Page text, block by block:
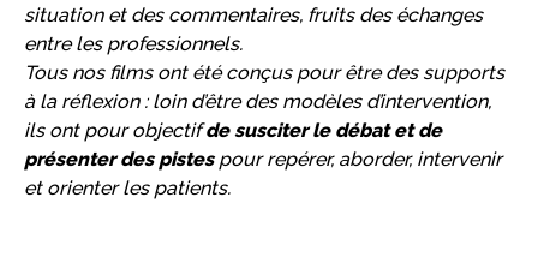
situation et des commentaires, fruits des échanges
entre les professionnels.
Tous nos films ont été conçus pour être des supports
à la réflexion : loin d’être des modèles d’intervention,
ils ont pour objectifde susciter le débat et de
présenter des pistespour repérer, aborder, intervenir
et orienter les patients.